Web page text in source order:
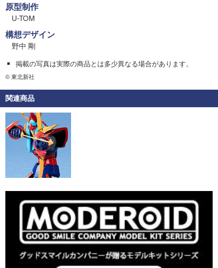
原型制作
U-TOM
構想デザイン
野中 剛
掲載の写真は実際の商品とは多少異なる場合があります。
© 東北新社
関連商品